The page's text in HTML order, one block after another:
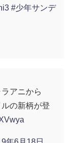
#少年サンデ
アニから
の新柄が登
年6月18日